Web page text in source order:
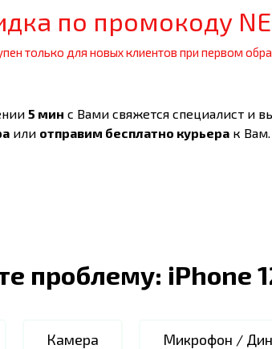
по промокоду
только для новых клиентов при первом
5 мин с Вами свяжется специалист и
или отправим бесплатно курьера к Вам.
проблему: iPhone
Камера Микрофон /